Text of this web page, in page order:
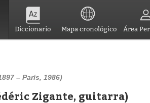
Diccionario Mapa cronológico Área
– París, 1986)
Zigante, guitarra)